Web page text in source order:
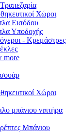
Χώροι
Εισόδου
Υποδοχής
- Κρεμάστρες
more
Χώροι
μπάνιου νιπτήρα
Μπάνιου